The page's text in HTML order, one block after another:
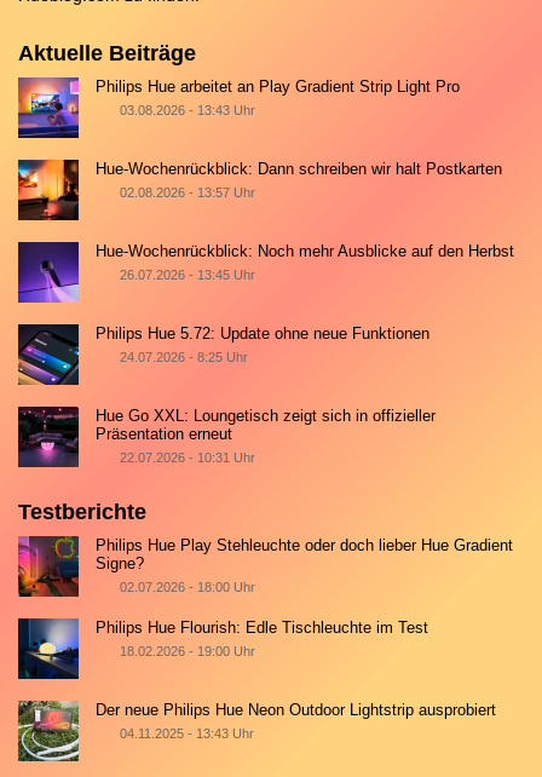
Aktuelle Beiträge
Philips Hue arbeitet an Play Gradient Strip Light Pro
03.08.2026 - 13:43 Uhr
Hue-Wochenrückblick: Dann schreiben wir halt Postkarten
02.08.2026 - 13:57 Uhr
Hue-Wochenrückblick: Noch mehr Ausblicke auf den Herbst
26.07.2026 - 13:45 Uhr
Philips Hue 5.72: Update ohne neue Funktionen
24.07.2026 - 8:25 Uhr
Hue Go XXL: Loungetisch zeigt sich in offizieller
Präsentation erneut
22.07.2026 - 10:31 Uhr
Testberichte
Philips Hue Play Stehleuchte oder doch lieber Hue Gradient
Signe?
02.07.2026 - 18:00 Uhr
Philips Hue Flourish: Edle Tischleuchte im Test
18.02.2026 - 19:00 Uhr
Der neue Philips Hue Neon Outdoor Lightstrip ausprobiert
04.11.2025 - 13:43 Uhr